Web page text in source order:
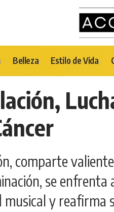
Belleza Estilo de Vida
comparte
se enfrenta
y reafirma